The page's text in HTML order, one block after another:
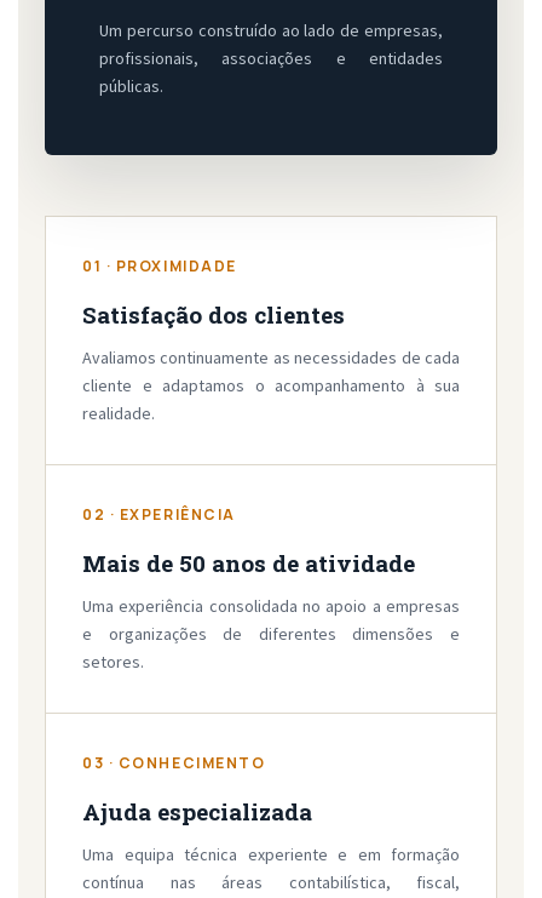
Um percurso construído ao lado de empresas,
profissionais, associações e entidades
públicas.
01 · PROXIMIDADE
Satisfação dos clientes
Avaliamos continuamente as necessidades de cada
cliente e adaptamos o acompanhamento à sua
realidade.
02 · EXPERIÊNCIA
Mais de 50 anos de atividade
Uma experiência consolidada no apoio a empresas
e organizações de diferentes dimensões e
setores.
03 · CONHECIMENTO
Ajuda especializada
Uma equipa técnica experiente e em formação
contínua nas áreas contabilística, fiscal,